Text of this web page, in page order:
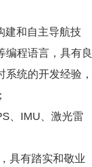
建和自主导航技
编程语言，具有良
系统的开发经验，
、 IMU、激光雷
具有踏实和敬业